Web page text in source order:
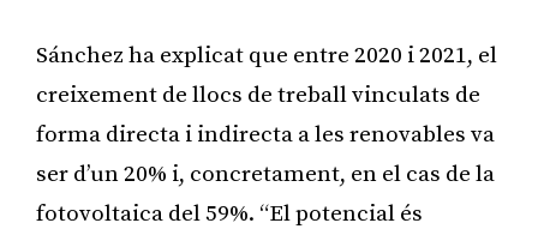
Sánchez ha explicat que entre 2020 i 2021, el
creixement de llocs de treball vinculats de
forma directa i indirecta a les renovables va
ser d’un 20% i, concretament, en el cas de la
fotovoltaica del 59%. “El potencial és